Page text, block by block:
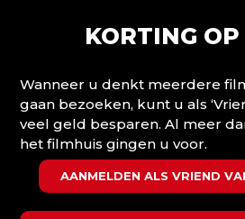
KORTING
Wanneer u denkt meerdere
gaan bezoeken, kunt u als
veel geld besparen. Al meer
het filmhuis gingen u voor.
AANMELDEN ALS VRIEND